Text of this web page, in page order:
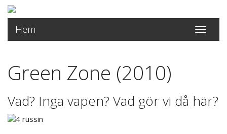
Toggle
Hem
Green Zone (2010)
Vad? Inga vapen? Vad gör vi då här?